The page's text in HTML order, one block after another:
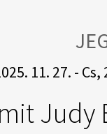
11. 27. -
Judy